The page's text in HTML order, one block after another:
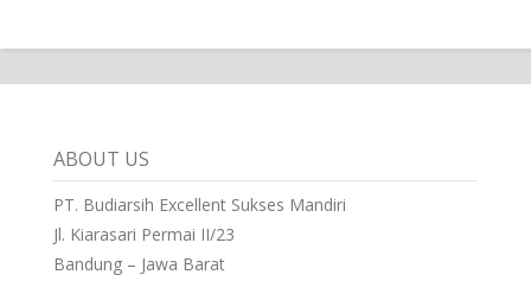
ABOUT US
PT. Budiarsih Excellent Sukses Mandiri
Jl. Kiarasari Permai II/23
Bandung – Jawa Barat